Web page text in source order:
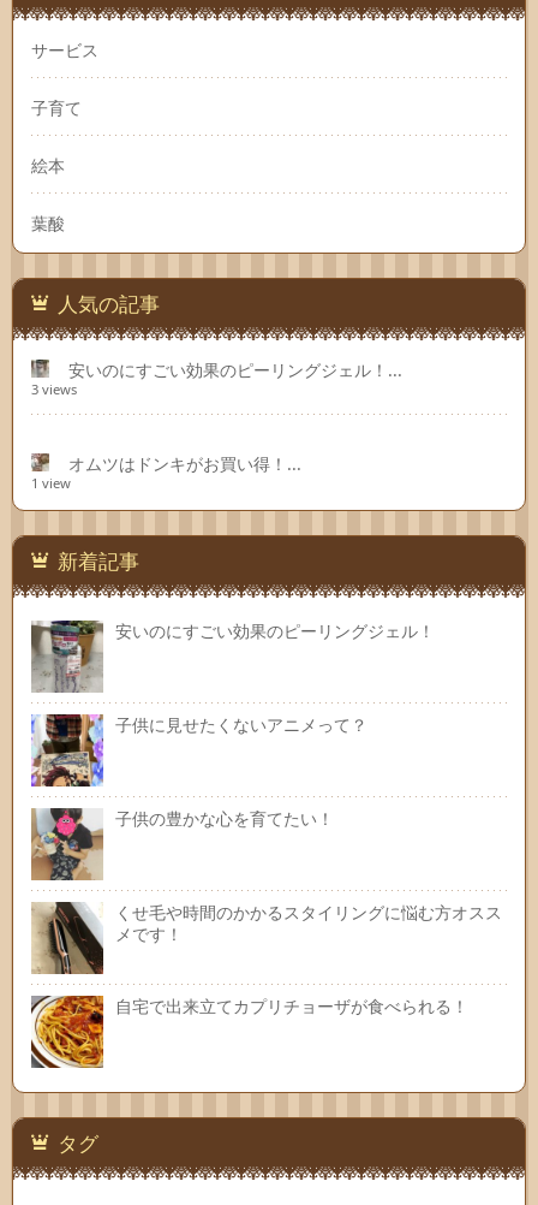
サービス
子育て
絵本
葉酸
人気の記事
安いのにすごい効果のピーリングジェル！...
3 views
オムツはドンキがお買い得！...
1 view
新着記事
安いのにすごい効果のピーリングジェル！
子供に見せたくないアニメって？
子供の豊かな心を育てたい！
くせ毛や時間のかかるスタイリングに悩む方オスス
メです！
自宅で出来立てカプリチョーザが食べられる！
タグ